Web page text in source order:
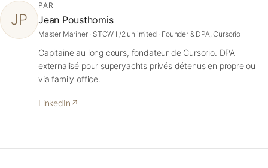
JP
PAR
Jean Pousthomis
Master Mariner · STCW II/2 unlimited · Founder & DPA, Cursorio
Capitaine au long cours, fondateur de Cursorio. DPA
externalisé pour superyachts privés détenus en propre ou
via family office.
LinkedIn ↗